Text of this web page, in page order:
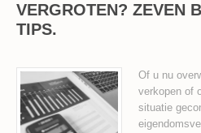
VERGROTEN? ZEVEN
TIPS.
Of u nu
verkopen of
situatie